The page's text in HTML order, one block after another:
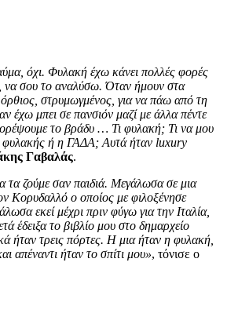
όχι. Φυλακή έχω κάνει πολλές φορές
να σου το αναλύσω. Όταν ήμουν στα
στρυμωγμένος, για να πάω από τη
μπει σε πανσιόν μαζί με άλλα πέντε
το βράδυ … Τι φυλακή; Τι να μου
φυλακής ή η ΓΑΔΑ; Αυτά ήταν luxury
Γαβαλάς.
τα ζούμε σαν παιδιά. Μεγάλωσα σε μια
Κορυδαλλό ο οποίος με φιλοξένησε
εκεί μέχρι πριν φύγω για την Ιταλία,
έδειξα το βιβλίο μου στο δημαρχείο
ήταν τρεις πόρτες. Η μια ήταν η φυλακή,
απέναντι ήταν το σπίτι μου», τόνισε ο